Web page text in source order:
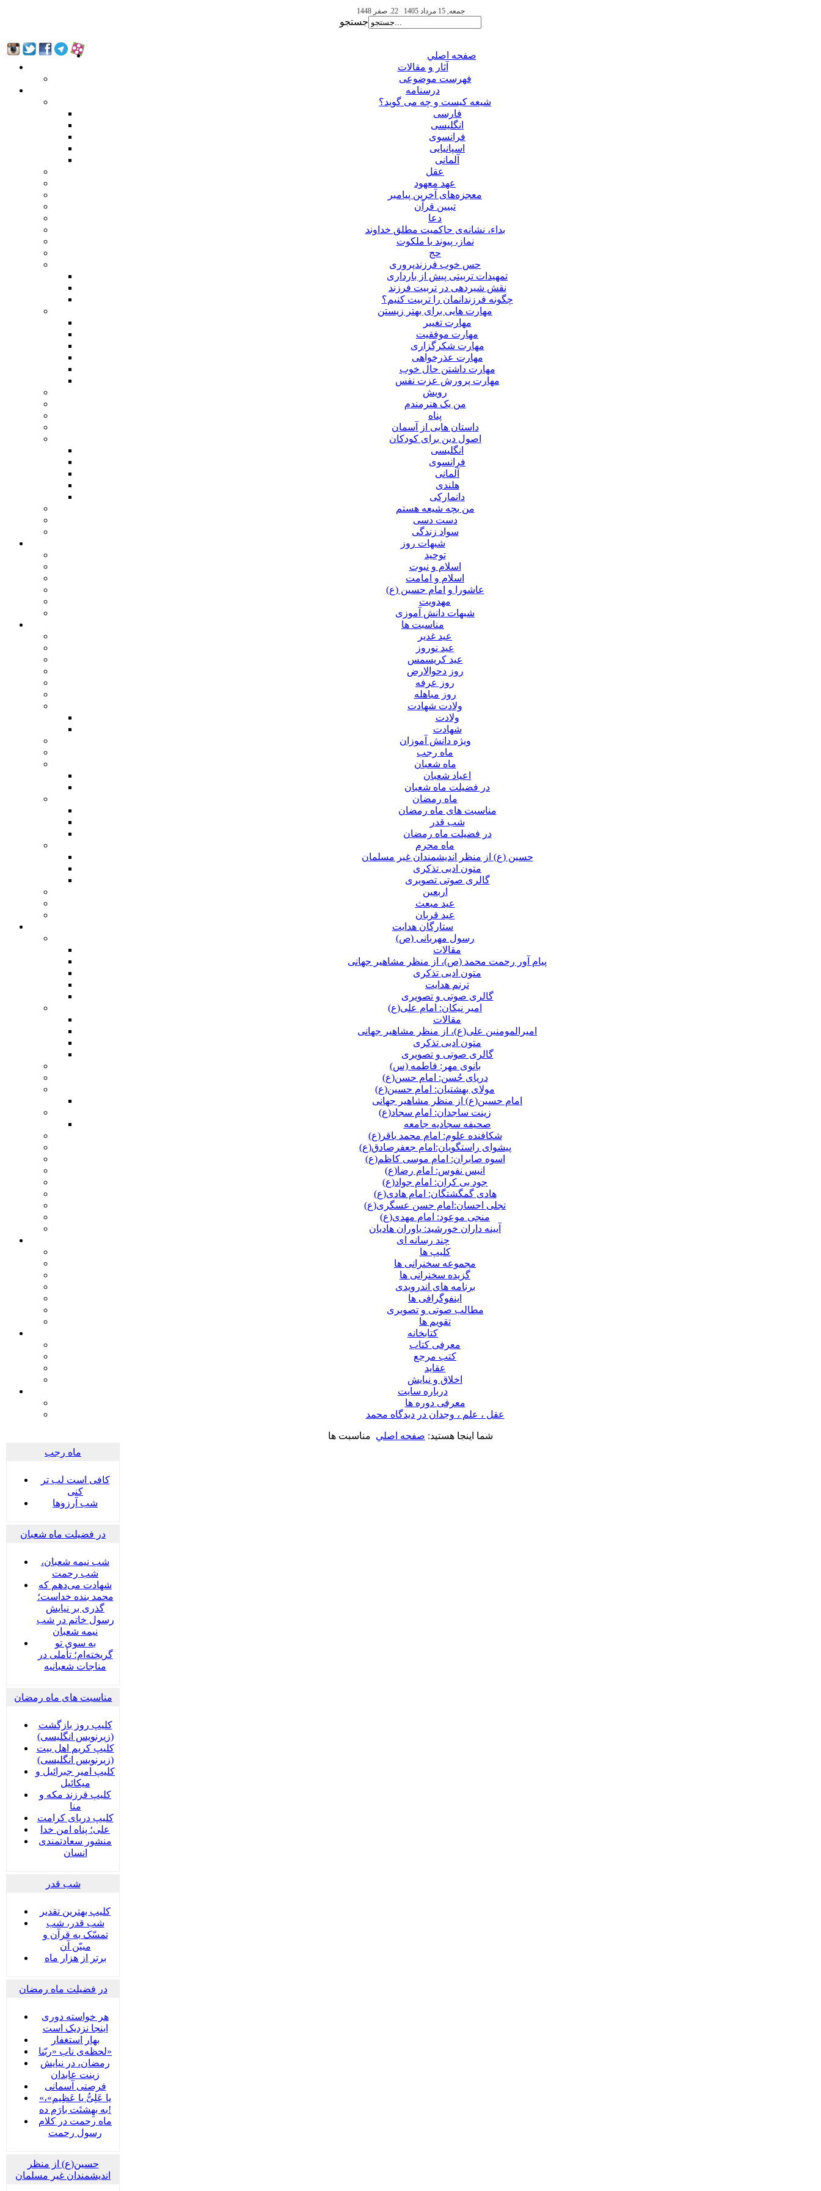
جمعه, 15 مرداد 1405 22. صفر 1448
جستجو
صفحه اصلي
آثار و مقالات
فهرست موضوعی
درسنامه
شیعه کیست و چه می گوید؟
فارسی
انگلیسی
فرانسوی
اسپانیایی
آلمانی
عقل
عهد معهود
معجزه‌های آخرین پیامبر
تبيين قرآن
دعا
بداء، نشانه‌ی حاکمیت مطلق خداوند
نماز، پیوند با ملکوت
حج
حس خوب فرزندپروری
تمهیدات تربیتی پیش از بارداری
نقش شیردهی در تربیت فرزند
چگونه فرزندانمان را تربیت کنیم؟
مهارت هایی برای بهتر زیستن
مهارت تغییر
مهارت موفقیت
مهارت شکرگزاری
مهارت عذرخواهی
مهارت داشتن حال خوب
مهارت پرورش عزت نفس
رویش
من یک هنرمندم
پناه
داستان هایی از آسمان
اصول دین برای کودکان
انگلیسی
فرانسوی
آلمانی
هلندی
دانمارکی
من بچه شیعه هستم
دست دسی
سواد زندگی
شبهات روز
توحید
اسلام و نبوت
اسلام و امامت
عاشورا و امام حسین (ع)
مهدویت
شبهات دانش آموزی
مناسبت ها
عید غدير
عید نوروز
عید کریسمس
روز دحوالارض
روز عرفه
روز مباهله
ولادت شهادت
ولادت
شهادت
ویژه دانش آموزان
ماه رجب
ماه شعبان
اعیاد شعبان
در فضیلت ماه شعبان
ماه رمضان
مناسبت های ماه رمضان
شب قدر
در فضیلت ماه رمضان
ماه محرم
حسین (ع) از منظر اندیشمندان غیر مسلمان
متون ادبی تذکری
گالری صوتی تصویری
اربعین
عید مبعث
عید قربان
ستارگان هدایت
رسول مهربانی (ص)
مقالات
پیام آور رحمت محمد (ص)، از منظر مشاهیر جهانی
متون ادبی تذکری
ترنم هدایت
گالری صوتی و تصویری
امیر نیکان: امام علی(ع)
مقالات
امیرالمومنین علی(ع)، از منظر مشاهیر جهانی
متون ادبی تذکری
گالری صوتی و تصویری
بانوی مهر: فاطمه (س)
دریای حُسن: امام حسن(ع)
مولای بهشتیان: امام حسین(ع)
امام حسین(ع) از منظر مشاهیر جهانی
زینت ساجدان: امام سجاد(ع)
صحیفه سجادیه جامعه
شکافنده علوم: امام محمد باقر(ع)
پیشوای راستگویان:امام جعفرصادق(ع)
اسوه صابران: امام موسی کاظم(ع)
انیس نفوس: امام رضا(ع)
جود بی کران: امام جواد(ع)
هادی گمگشتگان: امام هادی(ع)
تجلی احسان:امام حسن عسگری(ع)
منجی موعود: امام مهدی(ع)
آیینه داران خورشید: یاوران هادیان
چند رسانه ای
کلیپ ها
مجموعه سخنرانی ها
گزیده سخنرانی ها
برنامه های اندرویدی
اینفوگرافی ها
مطالب صوتی و تصویری
تقویم ها
كتابخانه
معرفی کتاب
کتب مرجع
عقاید
اخلاق و نیایش
درباره سايت
معرفی دوره ها
عقل ، علم ، وجدان در ديدگاه محمد
شما اینجا هستید: صفحه اصلي مناسبت ها
ماه رجب
کافی است لب تر
کنی
شب آرزوها
در فضیلت ماه شعبان
شب نیمه شعبان،
شب رحمت
شهادت می‌دهم که
محمد بنده خداست؛
گذری بر نیایش
رسول خاتم در شب
نیمه شعبان
به سوی تو
گریخته‌ام؛ تأملی در
مناجات شعبانیه
مناسبت های ماه رمضان
کلیپ روز بازگشت
(زیرنویس انگلیسی)
کلیپ کریم اهل بیت
(زیرنویس انگلیسی)
کلیپ امیر جبرائیل و
میکائیل
کلیپ فرزند مکه و
منا
کلیپ دریای کرامت
علی؛ پناه امن خدا
منشور سعادتمندی
انسان
شب قدر
کلیپ بهترین تقدیر
شب قدر، شب
تمسّک به قرآن و
مبیّن آن
برتر از هزار ماه
در فضیلت ماه رمضان
هر خواسته دوری
اینجا نزدیک است
بهار استغفار
لحظه‌ی ناب «ربّنا»
رمضان، در نیایش
زینت عابدان
فرصتی آسمانی
«یا عَلِیُّ یا عَظِیم»،
به بهِشتَت بارَم ده!
ماه رحمت در کلام
رسول رحمت
حسین(ع) از منظر
اندیشمندان غیر مسلمان